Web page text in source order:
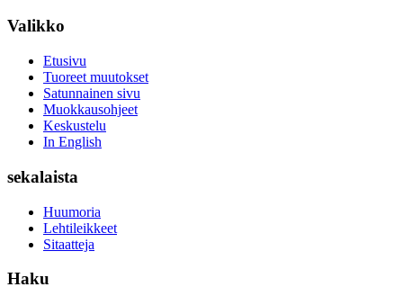
Valikko
Etusivu
Tuoreet muutokset
Satunnainen sivu
Muokkausohjeet
Keskustelu
In English
sekalaista
Huumoria
Lehtileikkeet
Sitaatteja
Haku